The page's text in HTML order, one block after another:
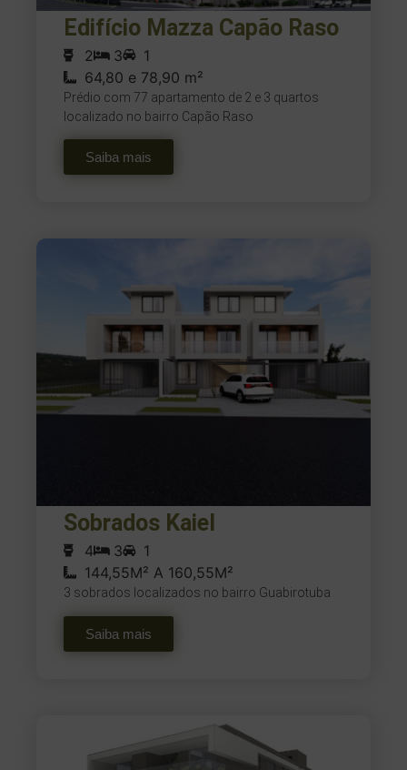
Edifício Mazza Capão Raso
2 3
1
64,80 e 78,90 m²
Prédio com 77 apartamento de 2 e 3 quartos
localizado no bairro Capão Raso
Saiba mais
Sobrados Kaiel
4 3
1
144,55M² A 160,55M²
3 sobrados localizados no bairro Guabirotuba
Saiba mais